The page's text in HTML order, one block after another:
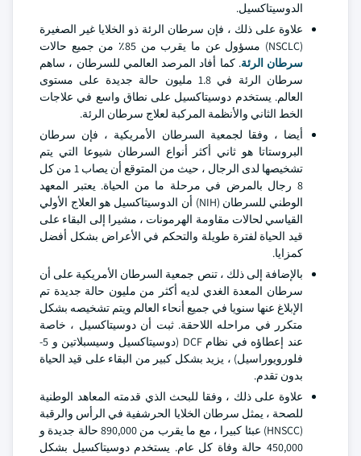
الدوسيتاكسيل.
علاوة على ذلك ، فإن سرطان الرئة ذو الخلايا غير الصغيرة
(NSCLC) مسؤول عن ما يقرب من 85٪ من جميع حالات
سرطان الرئة. كما أفاد المرصد العالمي للسرطان ، ساهم
سرطان الرئة في 1.8 مليون حالة جديدة على مستوى
العالم. يستخدم دوسيتاكسيل على نطاق واسع في علاجات
الخط الثاني والأنظمة المركبة لعلاج سرطان الرئة.
أيضا ، وفقا لجمعية السرطان الأمريكية ، فإن سرطان
البروستاتا هو ثاني أكثر أنواع السرطان شيوعا التي يتم
تشخيصها لدى الرجال ، حيث من المتوقع أن يصاب 1 من كل
8 رجال بالمرض في مرحلة ما من الحياة. يعتبر المعهد
الوطني للسرطان (NIH) أن الدوسيتاكسيل هو العلاج الأولي
القياسي لحالات مقاومة الهرمونات ، مشيرا إلى البقاء على
قيد الحياة لفترة طويلة والتحكم في الأعراض بشكل أفضل
كمزايا.
بالإضافة إلى ذلك ، تنص جمعية السرطان الأمريكية على أن
سرطان المعدة الغدي لديه أكثر من مليون حالة جديدة تم
الإبلاغ عنها سنويا في جميع أنحاء العالم ويتم تشخيصه بشكل
متكرر في مراحله اللاحقة. ثبت أن دوسيتاكسيل ، خاصة
عند إعطاؤه في نظام DCF (دوسيتاكسيل وسيسبلاتين و 5-
فلورويوراسيل) ، يزيد بشكل كبير من البقاء على قيد الحياة
بدون تقدم.
علاوة على ذلك ، وفقا للبحث الذي قدمته المعاهد الوطنية
للصحة ، يمثل سرطان الخلايا الحرشفية في الرأس والرقبة
(HNSCC) عبئا كبيرا ، مع ما يقرب من 890,000 حالة جديدة و
450,000 حالة وفاة كل عام. يستخدم دوسيتاكسيل بشكل